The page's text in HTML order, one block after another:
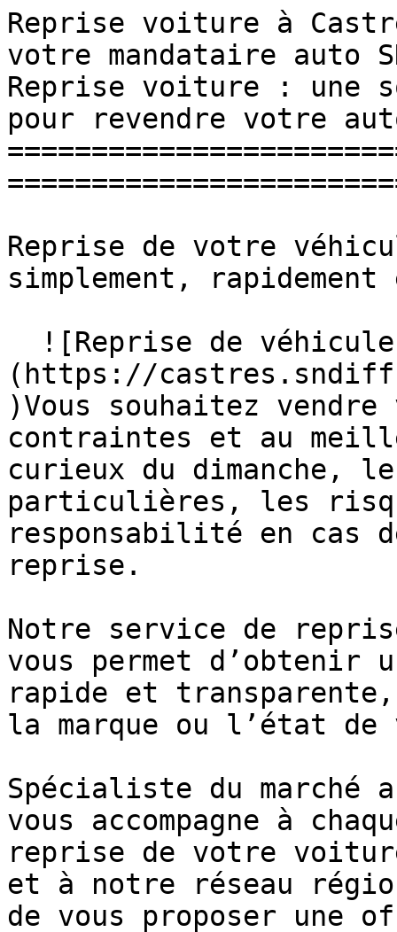
Reprise voiture à
votre mandataire auto
Reprise voiture : une
pour revendre votre
Reprise de votre
simplement,
(https://
)Vous souhaitez
contraintes et au
curieux du dimanche,
particulières, les
responsabilité en cas
reprise.
Notre service de
vous permet d’obtenir
rapide et
la marque ou l’état
Spécialiste du marché
vous accompagne à
reprise de votre
et à notre réseau
de vous proposer une